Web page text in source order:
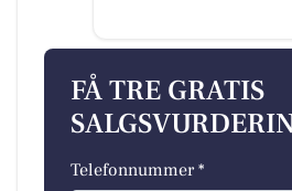
FÅ TRE GRATIS
Telefonnummer *